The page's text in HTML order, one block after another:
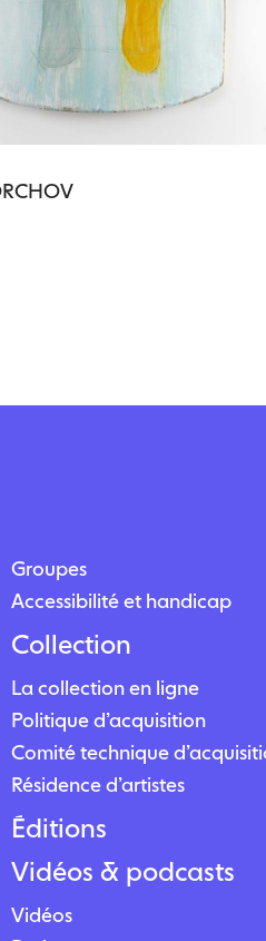
Groupes
Accessibilité et handicap
Collection
La collection en ligne
Politique d’acquisition
Comité technique
Résidence d’artistes
Éditions
Vidéos & podcasts
Vidéos